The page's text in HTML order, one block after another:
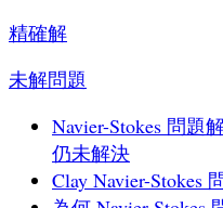
精確解
未解問題
Navier-Stokes 問題
仍未解決
Clay Navier-Stokes